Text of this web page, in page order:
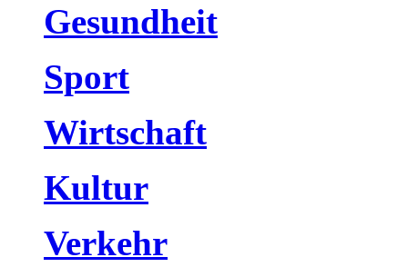
Gesundheit
Sport
Wirtschaft
Kultur
Verkehr